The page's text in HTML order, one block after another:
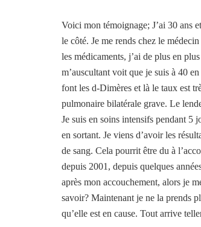
Voici mon témoignage; J’ai 30 ans
le côté. Je me rends chez le
les médicaments, j’ai de plus en
m’auscultant voit que je suis à 40
font les d-Dimères et là le taux est
pulmonaire bilatérale grave. Le
Je suis en soins intensifs pendant 5
en sortant. Je viens d’avoir les
de sang. Cela pourrit être du à
depuis 2001, depuis quelques
après mon accouchement, alors je
savoir? Maintenant je ne la prends
qu’elle est en cause. Tout arrive